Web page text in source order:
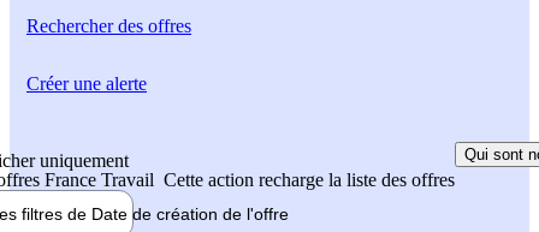
Rechercherdes offres
uniquement
France Travail Cette action recharge la liste des offres
Qui sont
filtres de Date de création de l'offre
Créer une alerte